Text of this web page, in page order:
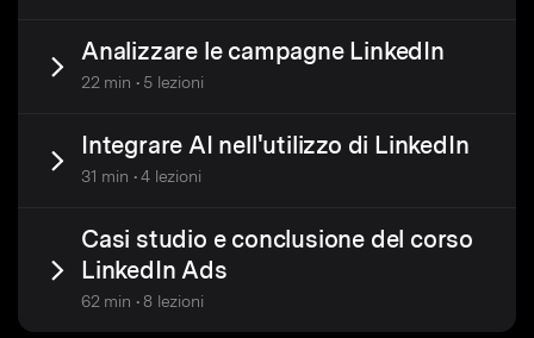
Analizzare le campagne LinkedIn
22 min • 5 lezioni
Integrare AI nell'utilizzo di LinkedIn
31 min • 4 lezioni
Casi studio e conclusione del corso
LinkedIn Ads
62 min • 8 lezioni